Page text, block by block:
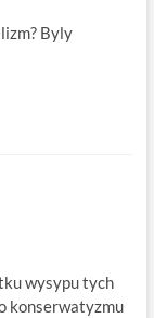
Byly
wysypu tych
konserwatyzmu